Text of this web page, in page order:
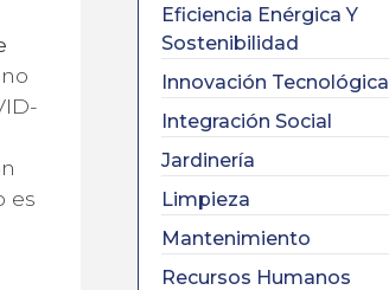
es
Eficiencia Enérgica Y
Sostenibilidad
Innovación Tecnológica
Integración Social
Jardinería
Limpieza
Mantenimiento
Recursos Humanos